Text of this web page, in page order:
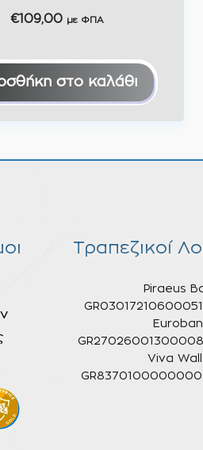
€109,00 με ΦΠΑ
στο καλάθι
Τραπεζικοί
Piraeus
Viva